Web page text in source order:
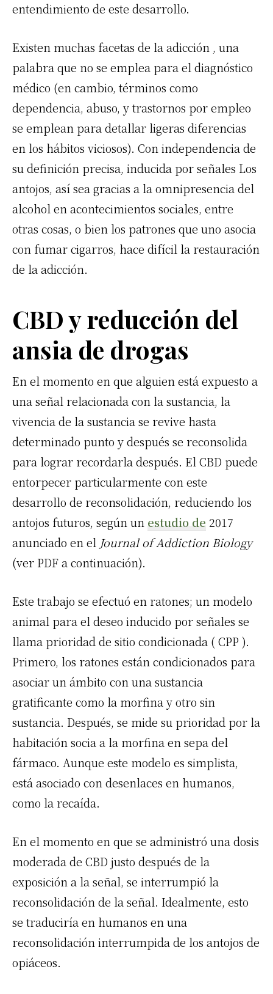
entendimiento de este desarrollo.
Existen muchas facetas de la adicción , una
palabra que no se emplea para el diagnóstico
médico (en cambio, términos como
dependencia, abuso, y trastornos por empleo
se emplean para detallar ligeras diferencias
en los hábitos viciosos). Con independencia de
su definición precisa, inducida por señales Los
antojos, así sea gracias a la omnipresencia del
alcohol en acontecimientos sociales, entre
otras cosas, o bien los patrones que uno asocia
con fumar cigarros, hace difícil la restauración
de la adicción.
CBDy reducción del
ansia de drogas
En el momento en que alguien está expuesto a
una señal relacionada con la sustancia, la
vivencia de la sustancia se revive hasta
determinado punto y después se reconsolida
para lograr recordarla después. El CBD puede
entorpecer particularmente con este
desarrollo de reconsolidación, reduciendo los
antojos futuros, según un estudio de 2017
anunciado en el Journal of Addiction Biology
(verPDF acontinuación).
Este trabajo se efectuó en ratones; un modelo
animal para el deseo inducido por señales se
llama prioridad de sitio condicionada ( CPP ).
Primero, los ratones están condicionados para
asociar un ámbito con una sustancia
gratificante como la morfina y otro sin
sustancia. Después, se mide su prioridad por la
habitación socia a la morfina en sepa del
fármaco. Aunque este modelo es simplista,
está asociado con desenlaces en humanos,
como la recaída.
En el momento en que se administró una dosis
moderada de CBD justo después de la
exposición a la señal, se interrumpió la
reconsolidación de la señal. Idealmente, esto
se traduciría en humanos en una
reconsolidación interrumpida de los antojos de
opiáceos.